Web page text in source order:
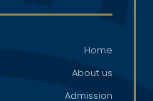
Home
About us
Admission